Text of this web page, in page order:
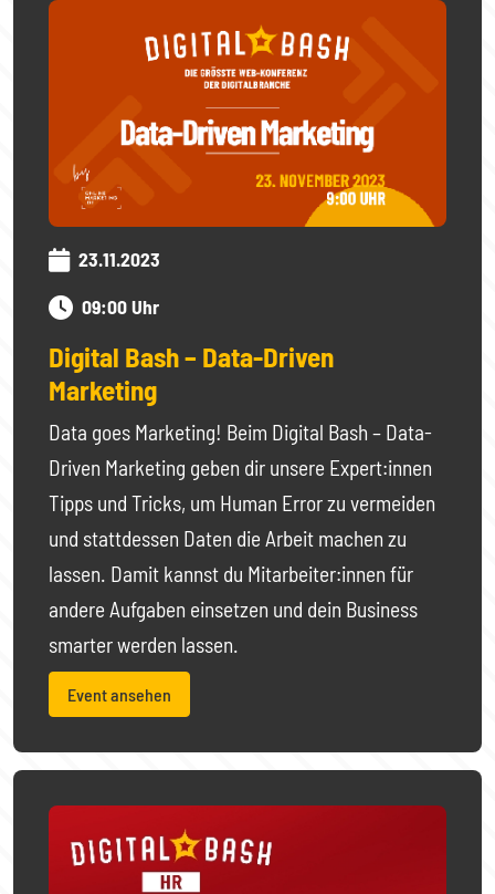
23.11.2023
09:00 Uhr
Digital Bash – Data-Driven
Marketing
Data goes Marketing! Beim Digital Bash – Data-
Driven Marketing geben dir unsere Expert:innen
Tipps und Tricks, um Human Error zu vermeiden
und stattdessen Daten die Arbeit machen zu
lassen. Damit kannst du Mitarbeiter:innen für
andere Aufgaben einsetzen und dein Business
smarter werden lassen.
Event ansehen